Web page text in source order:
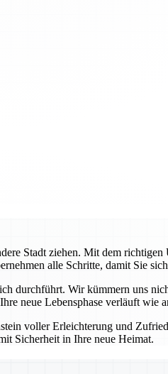
Stadt ziehen. Mit dem
alle Schritte, damit Sie
durchführt. Wir kümmern uns
neue Lebensphase verläuft wie
voller Erleichterung und
Sicherheit in Ihre neue Heimat.